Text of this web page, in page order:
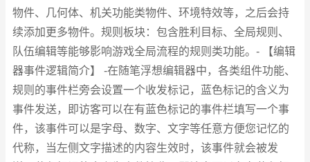
物件、几何体、机关功能类物件、环境特效等，之后会持
续添加更多物件。规则板块：包含胜利目标、全局规则、
队伍编辑等能够影响游戏全局流程的规则类功能。- 【编辑
器事件逻辑简介】 -在随笔浮想编辑器中，各类组件功能、
规则的事件栏旁会设置一个收发标记，蓝色标记的含义为
事件发送，即访客可以在有蓝色标记的事件栏填写一个事
件，该事件可以是字母、数字、文字等任意方便您记忆的
代称，当左侧文字描述的内容生效时，该事件就会被发